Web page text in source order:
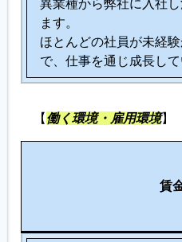
異業種から弊社に入社
ます。
ほとんどの社員が未経
で、仕事を通じ成長して
【 働く環境・雇用環境】
賃